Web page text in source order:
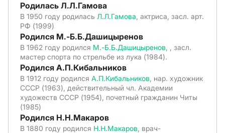
Родилась Л.Л.Гамова
В 1950 году родилась Л.Л.Гамова , актриса, засл. арт.
РФ (1999)
Родился М.-Б.Б.Дашицыренов
В 1962 году родился М.-Б.Б.Дашицыренов , , засл.
мастер спорта по стрельбе из лука (1984).
Родился А.П.Кибальников
В 1912 году родился А.П.Кибальников , нар. художник
СССР (1963), действительный чл. Академии
художеств СССР (1954), почетный гражданин Читы
(1985)
Родился Н.Н.Макаров
В 1880 году родился Н.Н.Макаров , врач-